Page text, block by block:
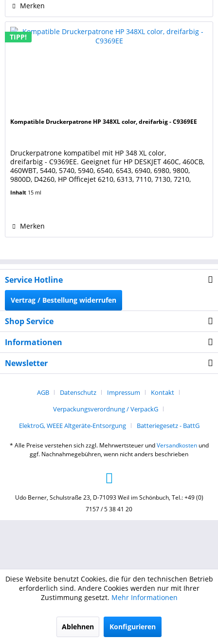
Merken
TIPP!
Kompatible Druckerpatrone HP 348XL color, dreifarbig - C9369EE
Druckerpatrone kompatibel mit HP 348 XL color,
dreifarbig - C9369EE. Geeignet für HP DESKJET 460C, 460CB,
460WBT, 5440, 5740, 5940, 6540, 6543, 6940, 6980, 9800,
9800D, D4260, HP Officejet 6210, 6313, 7110, 7130, 7210,
K7100 HP Photosmart 2575, 2610, 2710, 8050xi, 8150,
Inhalt 15 ml
Merken
Service Hotline
Vertrag / Bestellung widerrufen
Shop Service
Informationen
Newsletter
AGB Datenschutz Impressum
Kontakt
Verpackungsverordnung / VerpackG
ElektroG, WEEE Altgeräte-Entsorgung
Batteriegesetz - BattG
* Alle Preise verstehen sich zzgl. Mehrwertsteuer undVersandkostenund
ggf. Nachnahmegebühren, wenn nicht anders beschrieben
Udo Berner, Schulstraße 23, D-71093 Weil im Schönbuch, Tel.: +49 (0)
7157 / 5 38 41 20
Diese Website benutzt Cookies, die für den technischen Betrieb
erforderlich sind. Andere Cookies werden nur mit Ihrer
Zustimmung gesetzt. Mehr Informationen
Ablehnen Konfigurieren